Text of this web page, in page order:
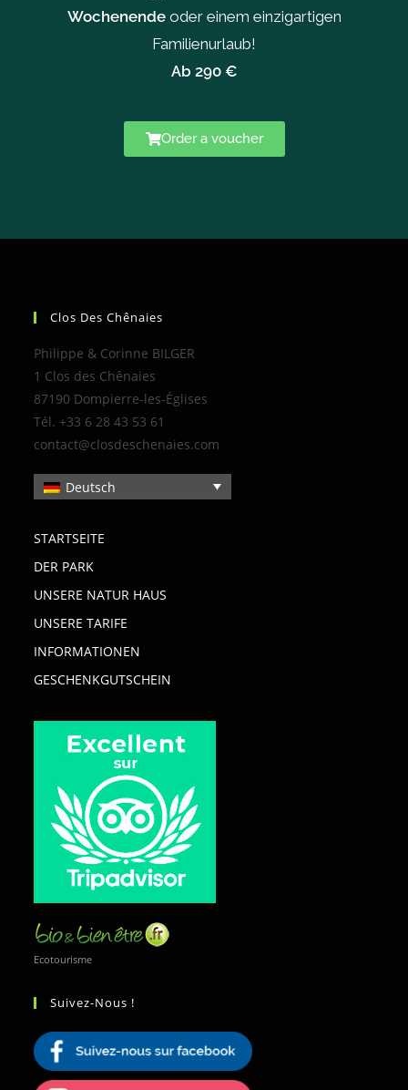
Wochenendeoder einem einzigartigen
Familienurlaub!
Ab 290 €
Order a voucher
Clos Des Chênaies
Philippe & Corinne BILGER
1 Clos des Chênaies
87190 Dompierre-les-Églises
Tél. +33 6 28 43 53 61
contact@closdeschenaies.com
Deutsch
STARTSEITE
DER PARK
UNSERE NATUR HAUS
UNSERE TARIFE
INFORMATIONEN
GESCHENKGUTSCHEIN
Ecotourisme
Suivez-Nous !